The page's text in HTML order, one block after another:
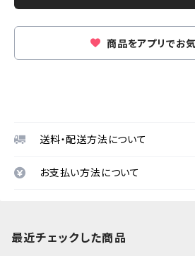
商品をアプリでお
送料・配送方法について
お支払い方法について
最近チェックした商品